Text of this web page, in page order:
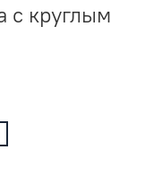
с круглым